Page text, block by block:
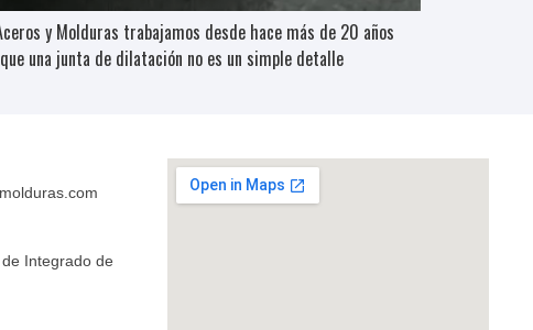
y Molduras trabajamos desde hace más de 20 años
una junta de dilatación no es un simple detalle
Integrado de